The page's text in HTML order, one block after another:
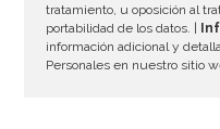
tratamiento, u oposición al
portabilidad de los datos. |
información adicional y
Personales en nuestro sitio